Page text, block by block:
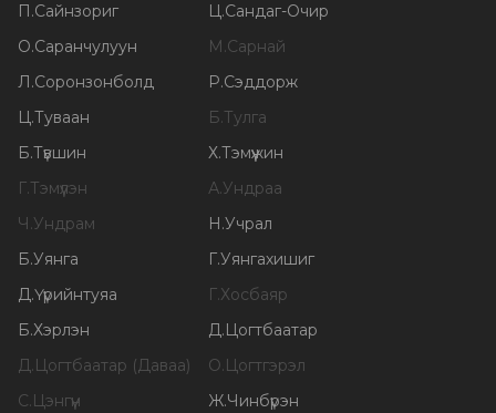
П.Сайнзориг Ц.Сандаг-Очир
О.Саранчулуун М.Сарнай
Л.Соронзонболд Р.Сэддорж
Ц.Туваан Б.Тулга
Б.Түвшин Х.Тэмүүжин
Г.Тэмүүлэн А.Ундраа
Ч.Ундрам Н.Учрал
Б.Уянга Г.Уянгахишиг
Д.Үүрийнтуяа Г.Хосбаяр
Б.Хэрлэн Д.Цогтбаатар
Д.Цогтбаатар (Даваа) О.Цогтгэрэл
С.Цэнгүүн Ж.Чинбүрэн